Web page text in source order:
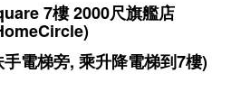
7樓 2000尺旗艦店
電梯旁, 乘升降電梯到7樓)